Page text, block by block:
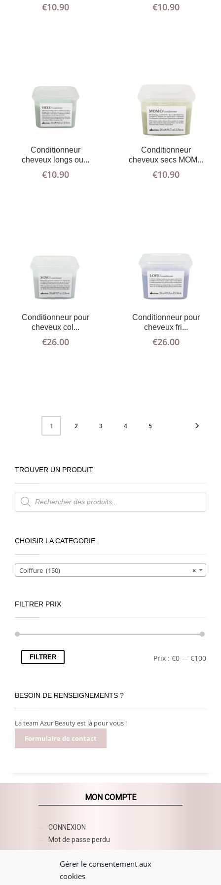
Gérer le consentement aux
cookies
€10.90 €10.90
Conditionneur
cheveux longs ou...
€10.90
Conditionneur
cheveux secs MOM...
€10.90
Conditionneur pour
cheveux col...
€26.00
AJOUTER AU
PANIER
PLUS
D'INFOS
Conditionneur pour
cheveux fri...
€26.00
AJOUTER AU
PANIER
PLUS
D'INFOS
1 2 3 4 5
TROUVER UN PRODUIT
Recherche
de
produits
CHOISIR LA CATEGORIE
×
Coiffure (150)
FILTRER PRIX
FILTRER Prix : €0 — €100
BESOIN DE RENSEIGNEMENTS ?
La team Azur Beauty est là pour vous !
Formulaire de contact
MON COMPTE
CONNEXION
Mot de passe perdu
AZUR BEAUTY ESHOP